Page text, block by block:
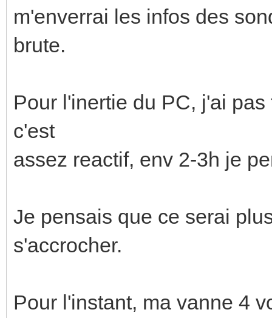
m'enverrai les infos des
brute.
Pour l'inertie du PC, j'ai
c'est
assez reactif, env 2-3h je
Je pensais que ce serai
s'accrocher.
Pour l'instant, ma vanne 4